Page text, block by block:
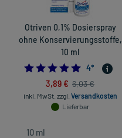
Otriven 0,1% Dosierspray
ohne Konservierungsstoffe,
10 ml
5.0
4*
3,89 € 6,03 €
inkl. MwSt. zzgl. Versandkosten
Lieferbar